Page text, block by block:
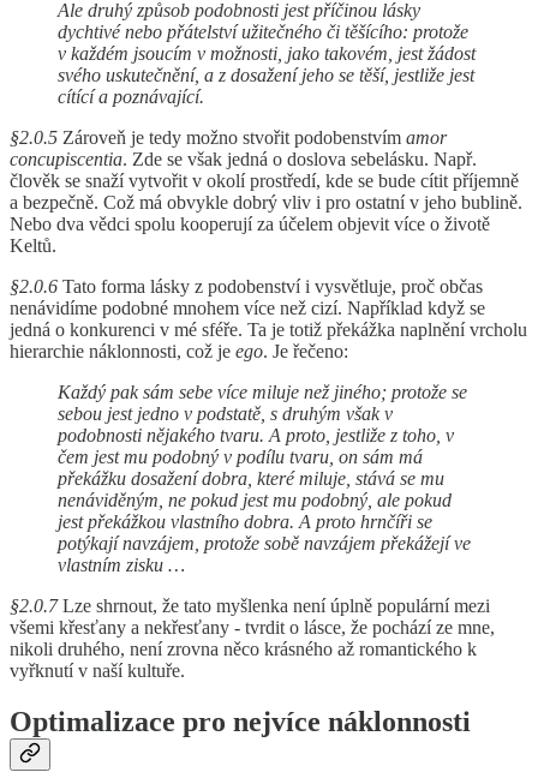
Ale druhý způsob podobnosti jest příčinou lásky
dychtivé nebo přátelství užitečného či těšícího: protože
v každém jsoucím v možnosti, jako takovém, jest žádost
svého uskutečnění, a z dosažení jeho se těší, jestliže jest
cítící a poznávající.
§2.0.5 Zároveň je tedy možno stvořit podobenstvím amor
concupiscentia. Zde se však jedná o doslova sebelásku. Např.
člověk se snaží vytvořit v okolí prostředí, kde se bude cítit příjemně
a bezpečně. Což má obvykle dobrý vliv i pro ostatní v jeho bublině.
Nebo dva vědci spolu kooperují za účelem objevit více o životě
Keltů.
§2.0.6 Tato forma lásky z podobenství i vysvětluje, proč občas
nenávidíme podobné mnohem více než cizí. Například když se
jedná o konkurenci v mé sféře. Ta je totiž překážka naplnění vrcholu
hierarchie náklonnosti, což je ego. Je řečeno:
Každý pak sám sebe více miluje než jiného; protože se
sebou jest jedno v podstatě, s druhým však v
podobnosti nějakého tvaru. A proto, jestliže z toho, v
čem jest mu podobný v podílu tvaru, on sám má
překážku dosažení dobra, které miluje, stává se mu
nenáviděným, ne pokud jest mu podobný, ale pokud
jest překážkou vlastního dobra. A proto hrnčíři se
potýkají navzájem, protože sobě navzájem překážejí ve
vlastním zisku …
§2.0.7Lze shrnout, že tato myšlenka není úplně populární mezi
všemi křesťany a nekřesťany - tvrdit o lásce, že pochází ze mne,
nikoli druhého, není zrovna něco krásného až romantického k
vyřknutí v naší kultuře.
Optimalizace pro nejvíce náklonnosti